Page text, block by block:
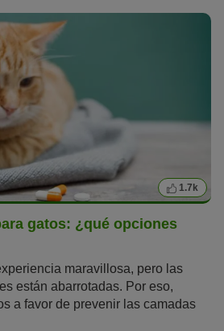
1.7k
gatos: ¿qué opciones
maravillosa, pero las
están abarrotadas. Por eso,
a favor de prevenir las camadas